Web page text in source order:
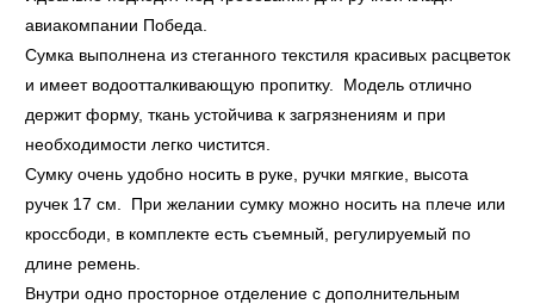
авиакомпании Победа.
Сумка выполнена из стеганного текстиля красивых расцветок
и имеет водоотталкивающую пропитку. Модель отлично
держит форму, ткань устойчива к загрязнениям и при
необходимости легко чистится.
Сумку очень удобно носить в руке, ручки мягкие, высота
ручек 17 см. При желании сумку можно носить на плече или
кроссбоди, в комплекте есть съемный, регулируемый по
длине ремень.
Внутри одно просторное отделение с дополнительным